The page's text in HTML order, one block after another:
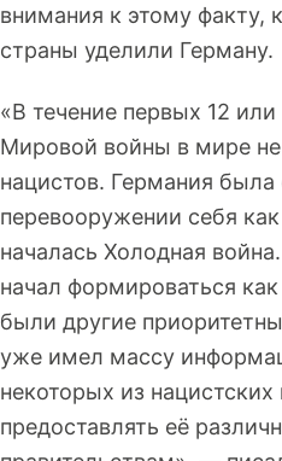
внимания к этому факту,
страны уделили Герману.
«В течение первых 12
Мировой войны в мире
нацистов. Германия была
перевооружении себя
началась Холодная
начал формироваться как
были другие
уже имел массу
некоторых из
предоставлять её